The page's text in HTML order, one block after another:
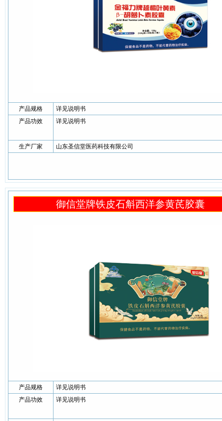
产品规格
详见说明书
产品功效
详见说明书
生产厂家 山东圣信堂医药科技有限公司
御信堂牌铁皮石斛西洋参黄芪胶囊
产品规格
详见说明书
产品功效
详见说明书